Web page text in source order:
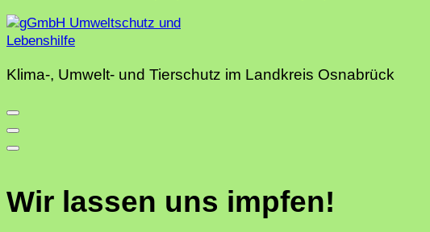
Klima-, Umwelt- und Tierschutz im Landkreis Osnabrück
Wir lassen uns impfen!